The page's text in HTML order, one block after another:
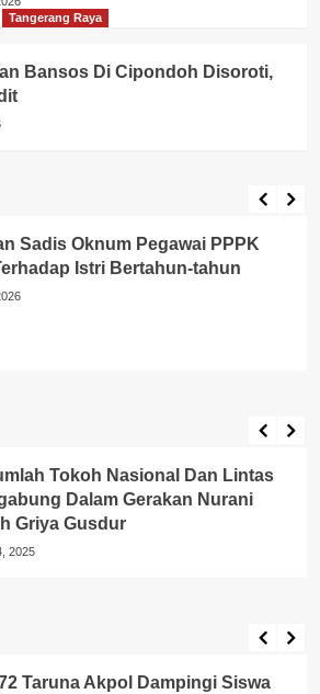
Tangerang Raya
Bansos Di Cipondoh Disoroti,
Sadis Oknum Pegawai PPPK
Istri Bertahun-tahun
Tokoh Nasional Dan Lintas
Dalam Gerakan Nurani
Griya Gusdur
2025
Taruna Akpol Dampingi Siswa